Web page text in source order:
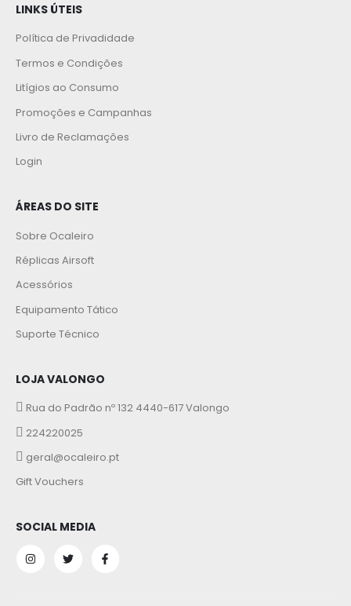
LINKS ÚTEIS
Política de Privadidade
Termos e Condições
Litígios ao Consumo
Promoções e Campanhas
Livro de Reclamações
Login
ÁREAS DO SITE
Sobre Ocaleiro
Réplicas Airsoft
Acessórios
Equipamento Tático
Suporte Técnico
LOJA VALONGO
Rua do Padrão nº 132 4440-617 Valongo
224220025
geral@ocaleiro.pt
Gift Vouchers
SOCIAL MEDIA